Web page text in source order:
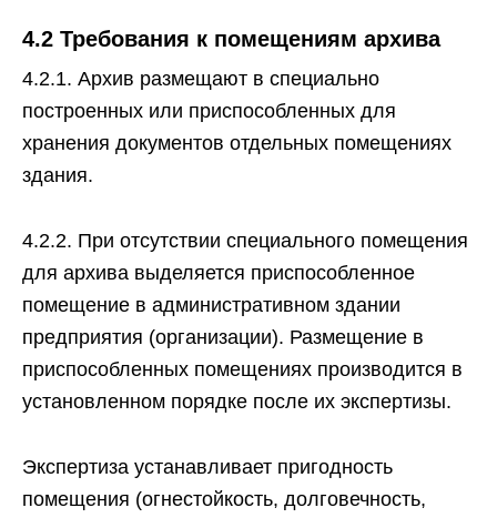
4.2 Требования к помещениям архива
4.2.1. Архив размещают в специально
построенных или приспособленных для
хранения документов отдельных помещениях
здания.
4.2.2. При отсутствии специального помещения
для архива выделяется приспособленное
помещение в административном здании
предприятия (организации). Размещение в
приспособленных помещениях производится в
установленном порядке после их экспертизы.
Экспертиза устанавливает пригодность
помещения (огнестойкость, долговечность,